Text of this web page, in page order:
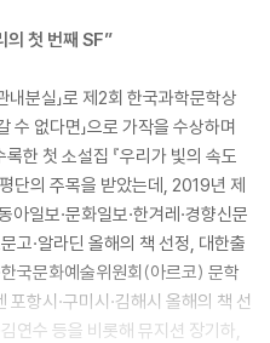
의 첫 번째 SF”
분실」로 제2회 한국과학문학상
수 없다면」으로 가작을 수상하며
한 첫 소설집 『우리가 빛의 속도
단의 주목을 받았는데, 2019년 제
일보·문화일보·한겨레·경향신문
고·알라딘 올해의 책 선정, 대한출
국문화예술위원회(아르코) 문학
항시·구미시·김해시 올해의 책 선
연수 등을 비롯해 뮤지션 장기하,